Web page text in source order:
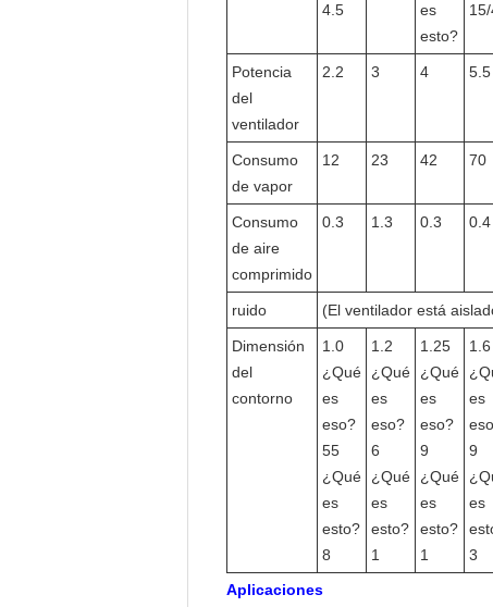
4.5
es
esto?
Potencia
del
ventilador
2.2 3 4 5.5
Consumo
de vapor
12 23 42 70
Consumo
de aire
comprimido
0.3 1.3 0.3 0.4
ruido (El ventilador está
Dimensión
del
contorno
1.0
¿Qué
es
eso?
55
¿Qué
es
esto?
8
1.2
¿Qué
es
eso?
6
¿Qué
es
esto?
1
1.25
¿Qué
es
eso?
9
¿Qué
es
esto?
1
1.6
es
9
es
3
Aplicaciones